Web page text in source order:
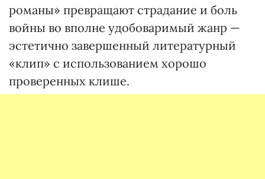
романы» превращают страдание и боль
войны во вполне удобоваримый жанр —
эстетично завершенный литературный
«клип» с использованием хорошо
проверенных клише.